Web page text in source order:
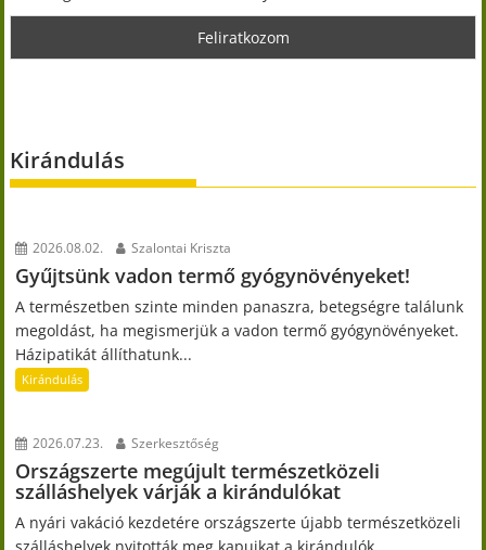
Kirándulás
2026.08.02. Szalontai Kriszta
Gyűjtsünk vadon termő gyógynövényeket!
A természetben szinte minden panaszra, betegségre találunk
megoldást, ha megismerjük a vadon termő gyógynövényeket.
Házipatikát állíthatunk...
Kirándulás
2026.07.23. Szerkesztőség
Országszerte megújult természetközeli
szálláshelyek várják a kirándulókat
A nyári vakáció kezdetére országszerte újabb természetközeli
szálláshelyek nyitották meg kapuikat a kirándulók,